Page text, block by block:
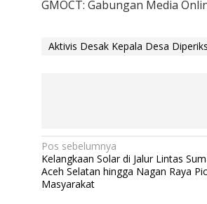
GMOCT: Gabungan Media
Aktivis Desak Kepala Desa
N
a
v
Pos sebelumnya
Kelangkaan Solar di Jalur Lintas
Aceh Selatan hingga Nagan Raya
Masyarakat